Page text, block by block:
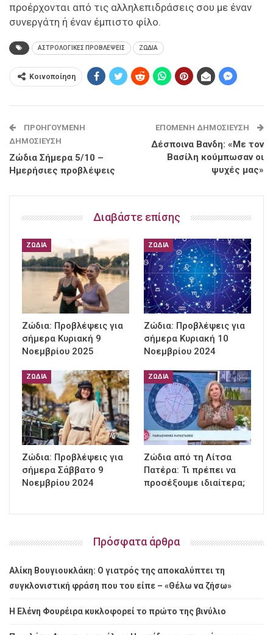
προέρχονται από τις αλληλεπιδράσεις σου με έναν
συνεργάτη ή έναν έμπιστο φίλο.
ΑΣΤΡΟΛΟΓΙΚΕΣ ΠΡΟΒΛΕΨΕΙΣ ΖΩΔΙΑ
Κοινοποίηση
ΠΡΟΗΓΟΎΜΕΝΗ
ΔΗΜΟΣΊΕΥΣΗ
Ζώδια Σήμερα 5/10 –
Ημερήσιες προβλέψεις
ΕΠΌΜΕΝΗ ΔΗΜΟΣΊΕΥΣΗ
Δέσποινα Βανδη: «Με τον
Βασίλη κούμπωσαν οι
ψυχές μας»
Διαβάστε επίσης
ΖΏΔΙΑ
Ζώδια: Προβλέψεις για
σήμερα Κυριακή 9
Νοεμβρίου 2025
ΖΏΔΙΑ
Ζώδια: Προβλέψεις για
σήμερα Κυριακή 10
Νοεμβρίου 2024
ΖΏΔΙΑ
Ζώδια: Προβλέψεις για
σήμερα Σάββατο 9
Νοεμβρίου 2024
ΖΏΔΙΑ
Ζώδια από τη Λίτσα
Πατέρα: Τι πρέπει να
προσέξουμε ιδιαίτερα;
Πρόσφατα άρθρα
Αλίκη Βουγιουκλάκη: Ο γιατρός της αποκαλύπτει τη
συγκλονιστική φράση που του είπε – «Θέλω να ζήσω»
Η Ελένη Φουρέιρα κυκλοφορεί το πρώτο της βινύλιο